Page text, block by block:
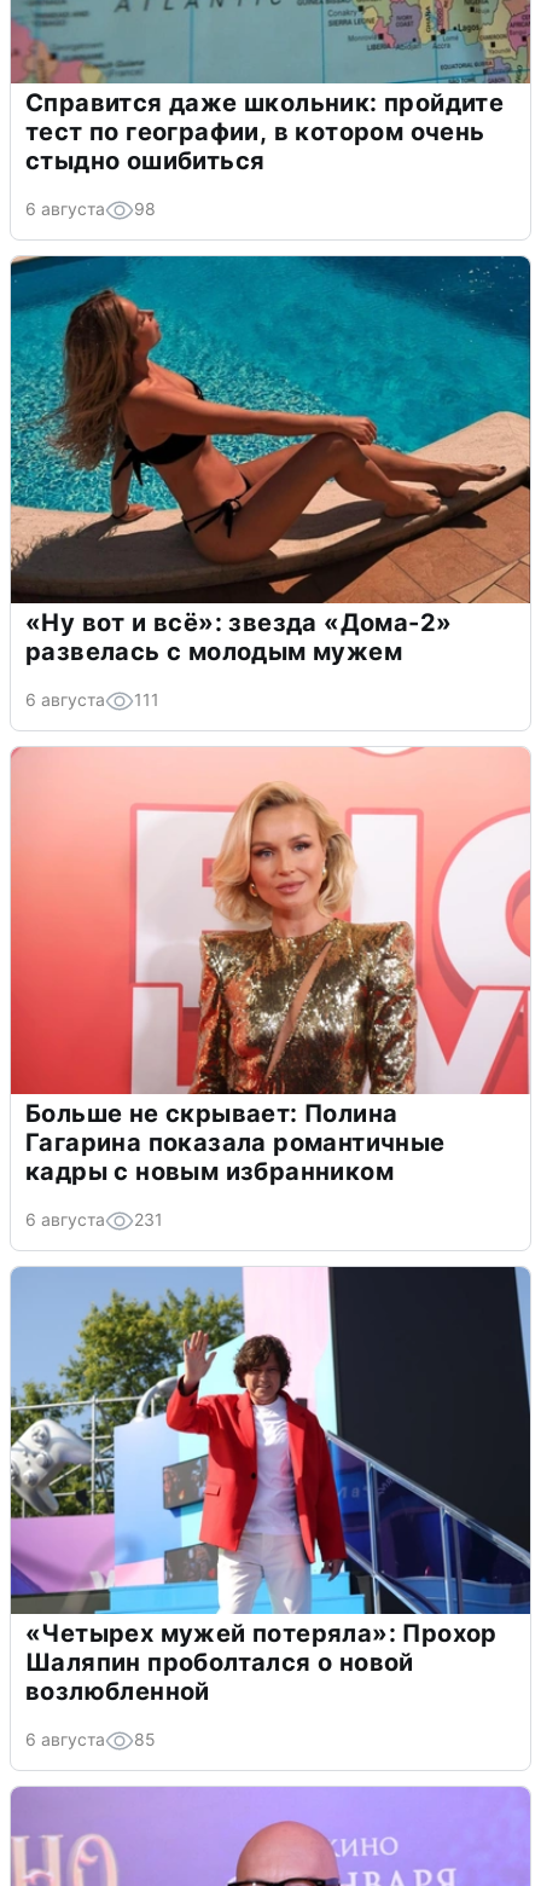
Справится даже школьник: пройдите
тест по географии, в котором очень
стыдно ошибиться
6 августа 98
«Ну вот и всё»: звезда «Дома-2»
развелась с молодым мужем
6 августа 111
Больше не скрывает: Полина
Гагарина показала романтичные
кадры с новым избранником
6 августа 231
«Четырех мужей потеряла»: Прохор
Шаляпин проболтался о новой
возлюбленной
6 августа 85